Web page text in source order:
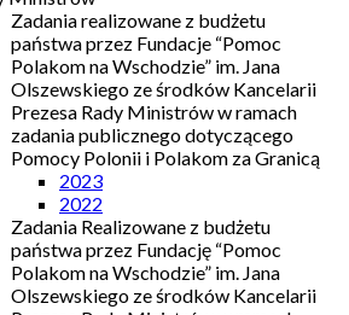
Zadania realizowane z budżetu
państwa przez Fundacje “Pomoc
Polakom na Wschodzie” im. Jana
Olszewskiego ze środków Kancelarii
Prezesa Rady Ministrów w ramach
zadania publicznego dotyczącego
Pomocy Polonii i Polakom za Granicą
2023
2022
Zadania Realizowane z budżetu
państwa przez Fundację “Pomoc
Polakom na Wschodzie” im. Jana
Olszewskiego ze środków Kancelarii